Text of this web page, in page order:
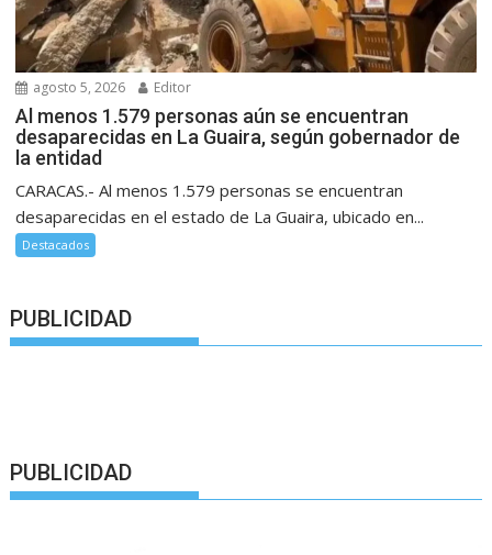
agosto 5, 2026 Editor
Al menos 1.579 personas aún se encuentran
desaparecidas en La Guaira, según gobernador de
la entidad
CARACAS.- Al menos 1.579 personas se encuentran
desaparecidas en el estado de La Guaira, ubicado en...
Destacados
PUBLICIDAD
PUBLICIDAD